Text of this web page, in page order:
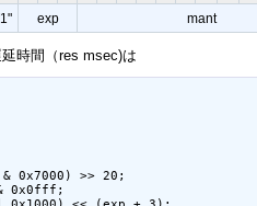
exp mant
時間（res msec)は
0x7000) >> 20;
0x0fff;